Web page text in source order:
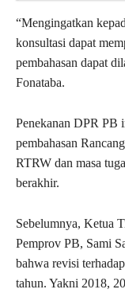
“Mengingatkan
konsultasi dapat
pembahasan dapat
Fonataba.
Penekanan DPR PB
pembahasan
RTRW dan masa
berakhir.
Sebelumnya, Ketua
Pemprov PB, Sami
bahwa revisi
tahun. Yakni 2018,